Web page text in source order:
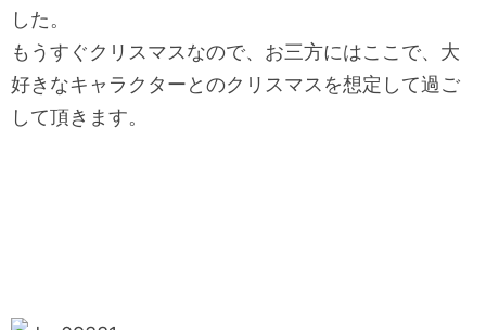
した。
もうすぐクリスマスなので、お三方にはここで、大
好きなキャラクターとのクリスマスを想定して過ご
して頂きます。